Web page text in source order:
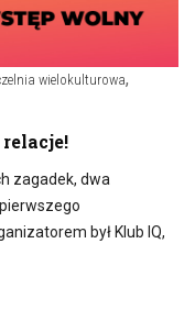
wielokulturowa,
zagadek, dwa
był Klub IQ,